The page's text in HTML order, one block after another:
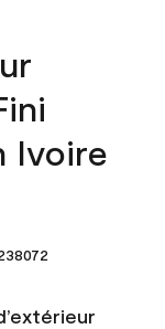
Ivoire